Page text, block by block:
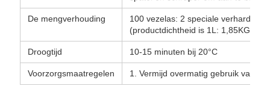
De mengverhouding
100 vezelas: 2 speciale verharder
(productdichtheid is 1L: 1,85KG)
Droogtijd 10-15 minuten bij 20°C
Voorzorgsmaatregelen 1. Vermijd overmatig gebruik van